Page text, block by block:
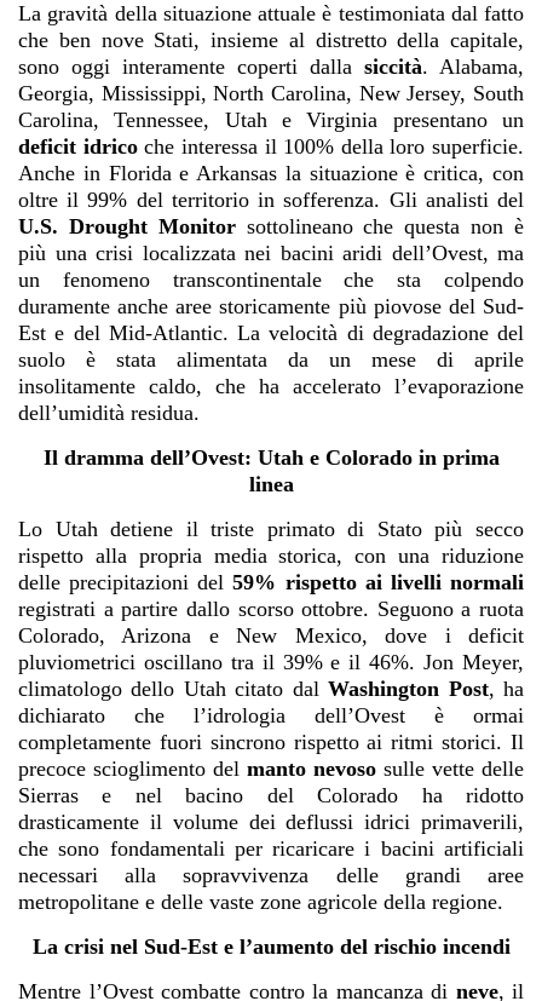
La gravità della situazione attuale è testimoniata dal fatto
che ben nove Stati, insieme al distretto della capitale,
sono oggi interamente coperti dalla siccità. Alabama,
Georgia, Mississippi, North Carolina, New Jersey, South
Carolina, Tennessee, Utah e Virginia presentano un
deficit idricoche interessa il 100% della loro superficie.
Anche in Florida e Arkansas la situazione è critica, con
oltre il 99% del territorio in sofferenza. Gli analisti del
U.S. Drought Monitorsottolineano che questa non è
più una crisi localizzata nei bacini aridi dell’Ovest, ma
un fenomeno transcontinentale che sta colpendo
duramente anche aree storicamente più piovose del Sud-
Est e del Mid-Atlantic. La velocità di degradazione del
suolo è stata alimentata da un mese di aprile
insolitamente caldo, che ha accelerato l’evaporazione
dell’umidità residua.
Il dramma dell’Ovest: Utah e Colorado in prima
linea
Lo Utah detiene il triste primato di Stato più secco
rispetto alla propria media storica, con una riduzione
delle precipitazioni del59% rispetto ai livelli normali
registrati a partire dallo scorso ottobre. Seguono a ruota
Colorado, Arizona e New Mexico, dove i deficit
pluviometrici oscillano tra il 39% e il 46%. Jon Meyer,
climatologo dello Utah citato dalWashington Post, ha
dichiarato che l’idrologia dell’Ovest è ormai
completamente fuori sincrono rispetto ai ritmi storici. Il
precoce scioglimento del manto nevoso sulle vette delle
Sierras e nel bacino del Colorado ha ridotto
drasticamente il volume dei deflussi idrici primaverili,
che sono fondamentali per ricaricare i bacini artificiali
necessari alla sopravvivenza delle grandi aree
metropolitane e delle vaste zone agricole della regione.
La crisi nel Sud-Est e l’aumento del rischio incendi
Mentre l’Ovest combatte contro la mancanza di neve, il